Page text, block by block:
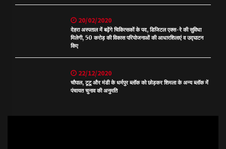
20/02/2020
देहरा अस्पताल में बढ़ेंगे चिकित्सकों के पद, डिजिटल एक्स-रे की सुविधा
मिलेगी, 50 करोड़ की विकास परियोजनाओं की आधारशिलाएं व उद्घाटन
किए
22/12/2020
चौपाल, टूटू और मंडी के धर्मपुर ब्लॉक को छोड़कर शिमला के अन्य ब्लॉक में
पंचायत चुनाव की अनुमति